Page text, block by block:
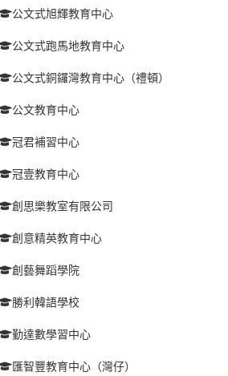
公文式旭輝教育中心
公文式跑馬地教育中心
公文式銅鑼灣教育中心（禮頓）
公文教育中心
冠君補習中心
冠壹教育中心
創思樂教室有限公司
創意精英教育中心
創藝舞蹈學院
勝利韓語學校
勤達數學習中心
匯智豐教育中心（灣仔）